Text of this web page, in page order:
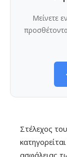
Μείνετε
Στέλεχος
ασφάλειας